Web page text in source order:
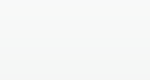
CITY
+ VECTOR + PILOT